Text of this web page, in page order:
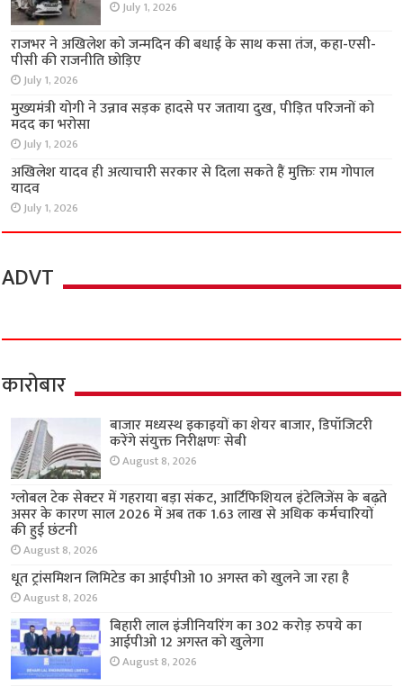
July 1, 2026
राजभर ने अखिलेश को जन्मदिन की बधाई के साथ कसा तंज, कहा-एसी-
पीसी की राजनीति छोड़िए
July 1, 2026
मुख्यमंत्री योगी ने उन्नाव सड़क हादसे पर जताया दुख, पीड़ित परिजनों को
मदद का भरोसा
July 1, 2026
अखिलेश यादव ही अत्याचारी सरकार से दिला सकते हैं मुक्तिः राम गोपाल
यादव
July 1, 2026
ADVT
कारोबार
बाजार मध्यस्थ इकाइयों का शेयर बाजार, डिपॉजिटरी
करेंगे संयुक्त निरीक्षणः सेबी
August 8, 2026
ग्लोबल टेक सेक्टर में गहराया बड़ा संकट, आर्टिफिशियल इंटेलिजेंस के बढ़ते
असर के कारण साल 2026 में अब तक 1.63 लाख से अधिक कर्मचारियों
की हुई छंटनी
August 8, 2026
धूत ट्रांसमिशन लिमिटेड का आईपीओ 10 अगस्त को खुलने जा रहा है
August 8, 2026
बिहारी लाल इंजीनियरिंग का 302 करोड़ रुपये का
आईपीओ 12 अगस्त को खुलेगा
August 8, 2026